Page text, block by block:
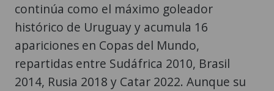
continúa como el máximo goleador
histórico de Uruguay y acumula 16
apariciones en Copas del Mundo,
repartidas entre Sudáfrica 2010, Brasil
2014, Rusia 2018 y Catar 2022. Aunque su